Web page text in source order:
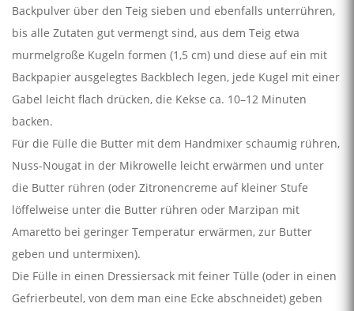
Backpulver über den Teig sieben und ebenfalls unterrühren,
bis alle Zutaten gut vermengt sind, aus dem Teig etwa
murmelgroße Kugeln formen (1,5 cm) und diese auf ein mit
Backpapier ausgelegtes Backblech legen, jede Kugel mit einer
Gabel leicht flach drücken, die Kekse ca. 10–12 Minuten
backen.
Für die Fülle die Butter mit dem Handmixer schaumig rühren,
Nuss-Nougat in der Mikrowelle leicht erwärmen und unter
die Butter rühren (oder Zitronencreme auf kleiner Stufe
löffelweise unter die Butter rühren oder Marzipan mit
Amaretto bei geringer Temperatur erwärmen, zur Butter
geben und untermixen).
Die Fülle in einen Dressiersack mit feiner Tülle (oder in einen
Gefrierbeutel, von dem man eine Ecke abschneidet) geben